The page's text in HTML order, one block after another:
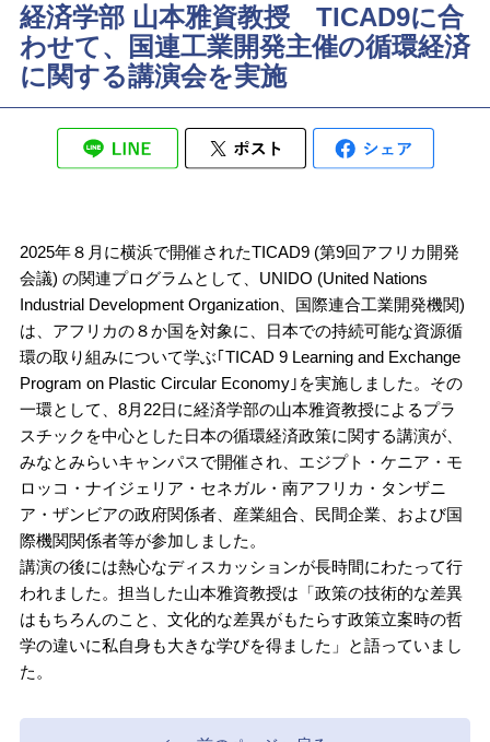
経済学部 山本雅資教授 TICAD9に合
わせて、国連工業開発主催の循環経済
に関する講演会を実施
2025年８月に横浜で開催されたTICAD9 (第9回アフリカ開発
会議) の関連プログラムとして、UNIDO (United Nations
Industrial Development Organization、国際連合工業開発機関)
は、アフリカの８か国を対象に、日本での持続可能な資源循
環の取り組みについて学ぶ｢TICAD 9 Learning and Exchange
Program on Plastic Circular Economy｣を実施しました。その
一環として、8月22日に経済学部の山本雅資教授によるプラ
スチックを中心とした日本の循環経済政策に関する講演が、
みなとみらいキャンパスで開催され、エジプト・ケニア・モ
ロッコ・ナイジェリア・セネガル・南アフリカ・タンザニ
ア・ザンビアの政府関係者、産業組合、民間企業、および国
際機関関係者等が参加しました。
講演の後には熱心なディスカッションが長時間にわたって行
われました。担当した山本雅資教授は「政策の技術的な差異
はもちろんのこと、文化的な差異がもたらす政策立案時の哲
学の違いに私自身も大きな学びを得ました」と語っていまし
た。